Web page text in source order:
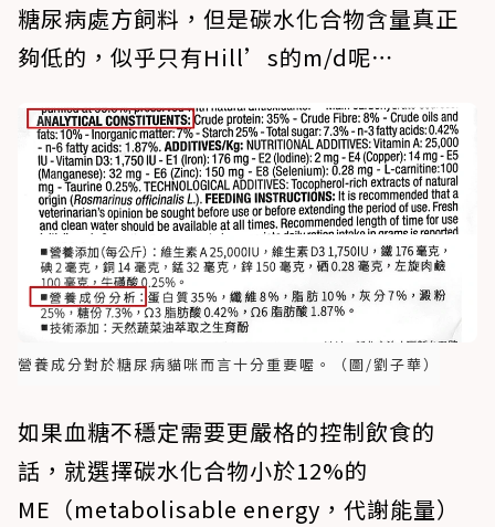
糖尿病處方飼料，但是碳水化合物含量真正
夠低的，似乎只有Hill’s的m/d呢⋯
營養成分對於糖尿病貓咪而言十分重要喔。（圖/劉子華）
如果血糖不穩定需要更嚴格的控制飲食的
話，就選擇碳水化合物小於12%的
ME（metabolisable energy，代謝能量）